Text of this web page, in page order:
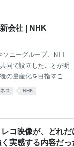
会社 | NHK
ソニーグループ、NTT
同で設立したことが明
の量産化を目指すこと
▽トヨタ自動車、 ▽デ
導体の技術開発を行
点の整備費用などに70
見通しです。 先端半
ス NHK
コ映像が、どれ
実感する内容だっ